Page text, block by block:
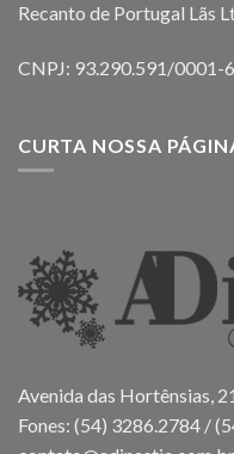
Recanto de Portugal Lãs
CNPJ: 93.290.591/0001-
CURTA NOSSA
Avenida das Hortênsias,
Fones: (54) 3286.2784 /